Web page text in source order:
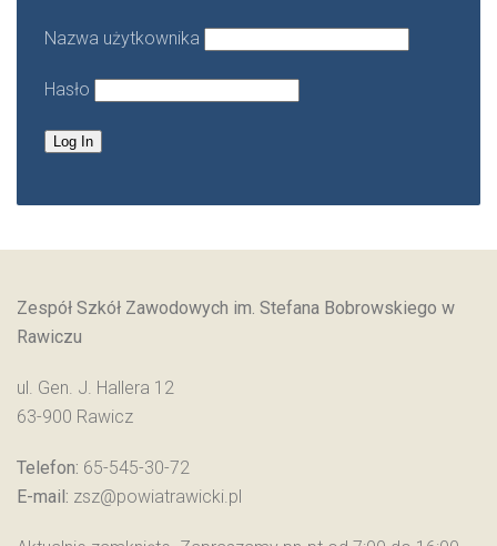
Nazwa użytkownika
Hasło
Zespół Szkół Zawodowych im. Stefana Bobrowskiego w
Rawiczu
ul. Gen. J. Hallera 12
63-900 Rawicz
Telefon: 65-545-30-72
E-mail: zsz@powiatrawicki.pl